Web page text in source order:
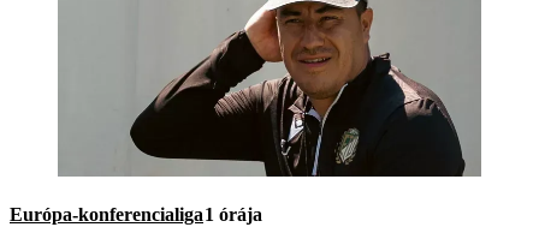
Európa-konferencialiga1 órája